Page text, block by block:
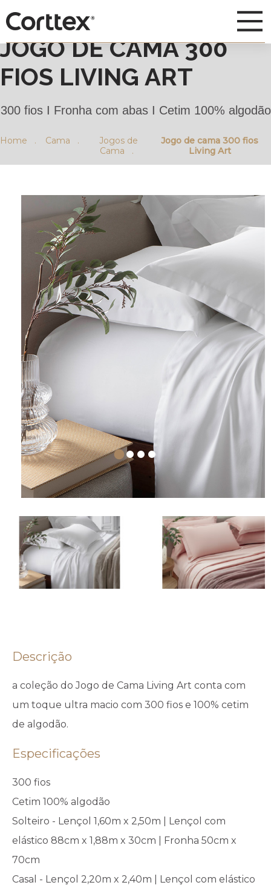
JOGO DE CAMA 300
FIOS LIVING ART
300 fios I Fronha com abas I Cetim 100% algodão
Home . Cama .
Jogos de
Cama .
Jogo de cama 300 fios
Living Art
Descrição
a coleção do Jogo de Cama Living Art conta com
um toque ultra macio com 300 fios e 100% cetim
de algodão.
Especificações
300 fios
Cetim 100% algodão
Solteiro - Lençol 1,60m x 2,50m | Lençol com
elástico 88cm x 1,88m x 30cm | Fronha 50cm x
70cm
Casal - Lençol 2,20m x 2,40m | Lençol com elástico